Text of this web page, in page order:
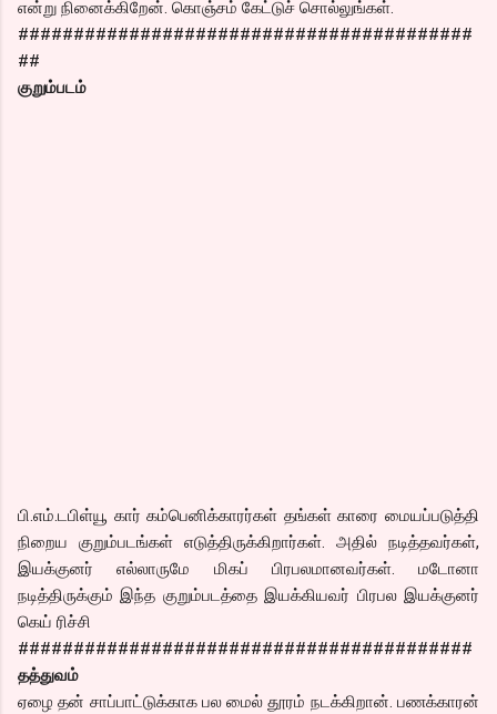
என்று நினைக்கிறேன். கொஞ்சம் கேட்டுச் சொல்லுங்கள்.
#########################################
##
குறும்படம்
பி.எம்.டபிள்யூ கார் கம்பெனிக்காரர்கள் தங்கள் காரை மையப்படுத்தி
நிறைய குறும்படங்கள் எடுத்திருக்கிறார்கள். அதில் நடித்தவர்கள்,
இயக்குனர் எல்லாருமே மிகப் பிரபலமானவர்கள். மடோனா
நடித்திருக்கும் இந்த குறும்படத்தை இயக்கியவர் பிரபல இயக்குனர்
கெய் ரிச்சி
#########################################
தத்துவம்
ஏழை தன் சாப்பாட்டுக்காக பல மைல் தூரம் நடக்கிறான். பணக்காரன்